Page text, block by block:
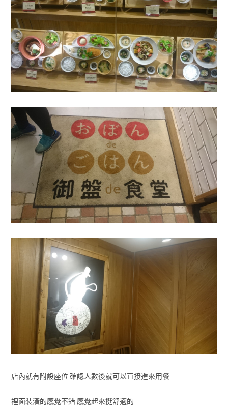
店內就有附設座位 確認人數後就可以直接進來用餐
裡面裝潢的感覺不錯 感覺起來挺舒適的